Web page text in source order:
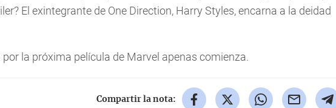
El exintegrante de One Direction, Harry Styles, encarna a la deidad
por la próxima película de Marvel apenas comienza.
Compartir la nota: